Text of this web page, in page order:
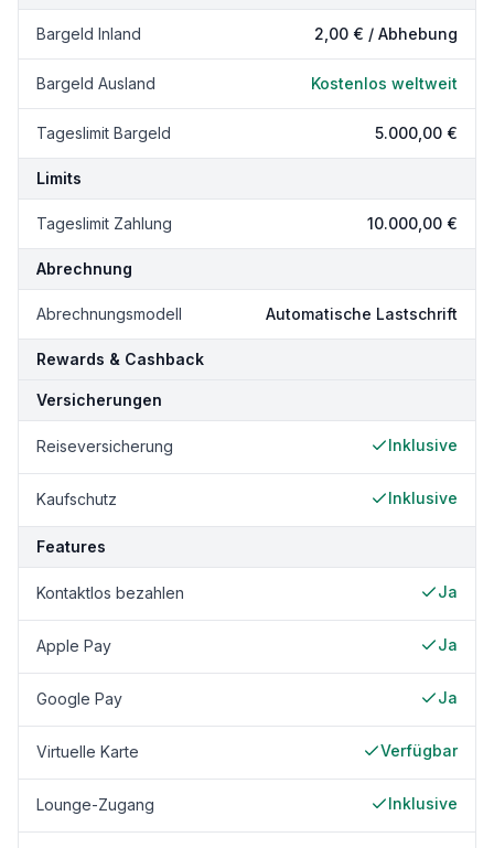
Bargeld Inland 2,00 € / Abhebung
Bargeld Ausland Kostenlos weltweit
Tageslimit Bargeld 5.000,00 €
Limits
Tageslimit Zahlung 10.000,00 €
Abrechnung
Abrechnungsmodell Automatische Lastschrift
Rewards & Cashback
Versicherungen
Reiseversicherung Inklusive
Kaufschutz Inklusive
Features
Kontaktlos bezahlen Ja
Apple Pay Ja
Google Pay Ja
Virtuelle Karte Verfügbar
Lounge-Zugang Inklusive